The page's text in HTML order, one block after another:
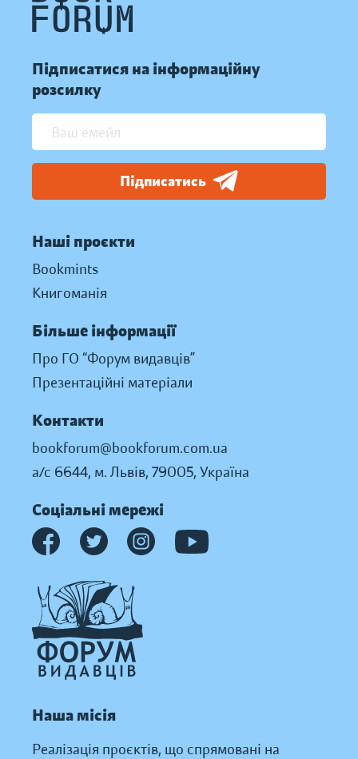
Підписатися на інформаційну
розсилку
Підписатись
Наші проєкти
Bookmints
Книгоманія
Більше інформації
Про ГО “Форум видавців”
Презентаційні матеріали
Контакти
bookforum@bookforum.com.ua
а/с 6644, м. Львів, 79005, Україна
Соціальні мережі
Наша місія
Реалізація проєктів, що спрямовані на